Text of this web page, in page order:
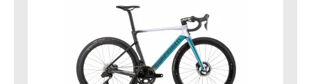
Leggerissima, reattiva, senza compromessi